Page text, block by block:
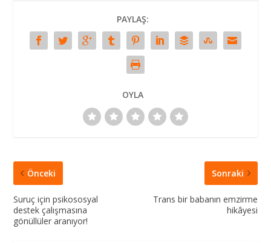
PAYLAŞ:
OYLA
Önceki
Suruç için psikososyal
destek çalışmasına
gönüllüler aranıyor!
Sonraki
Trans bir babanın emzirme
hikâyesi